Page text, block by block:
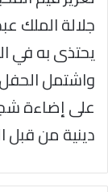
جلالة الملك
يحتذى به في
واشتمل
على إضاءة
دينية من قبل